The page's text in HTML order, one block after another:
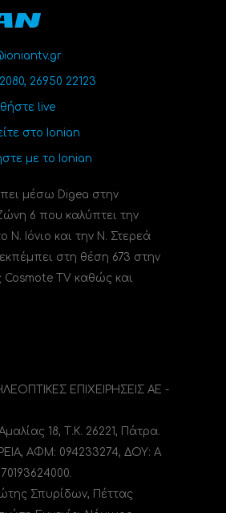
26950 22123
live
στο Ionian
με το Ionian
μέσω Digea στην
6 που καλύπτει την
N. Ιόνιο και την Ν. Στερεά
στη θέση 673 στην
TV καθώς και
ΕΠΙΧΕΙΡΗΣΕΙΣ ΑΕ -
18, Τ.Κ. 26221, Πάτρα.
ΑΦΜ: 094233274, ΔΟΥ: A
Σπυρίδων, Πέττας